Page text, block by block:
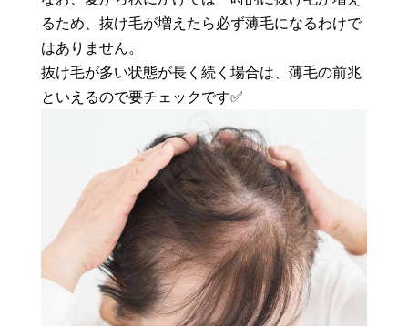
るため、抜け毛が増えたら必ず薄毛になるわけで
はありません。
抜け毛が多い状態が長く続く場合は、薄毛の前兆
といえるので要チェックです✅